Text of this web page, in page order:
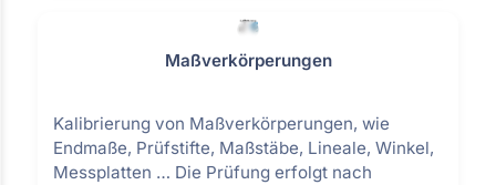
Maßverkörperungen
Kalibrierung von Maßverkörperungen, wie
Endmaße, Prüfstifte, Maßstäbe, Lineale, Winkel,
Messplatten … Die Prüfung erfolgt nach